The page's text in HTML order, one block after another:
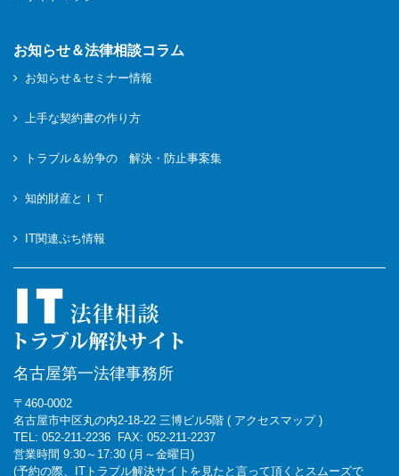
お知らせ＆法律相談コラム
お知らせ＆セミナー情報
上手な契約書の作り方
トラブル＆紛争の 解決・防止事案集
知的財産とＩＴ
IT関連ぷち情報
名古屋第一法律事務所
〒460-0002
名古屋市中区丸の内2-18-22 三博ビル5階 ( アクセスマップ)
TEL: 052-211-2236
FAX: 052-211-2237
営業時間 9:30～17:30 (月～金曜日)
(予約の際、ITトラブル解決サイトを見たと言って頂くとスムーズで